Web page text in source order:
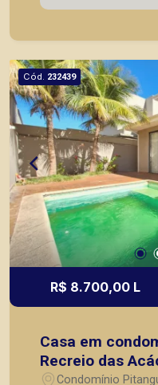
atender seus
de Ribeirão Preto.
Cód. 232439
R$ 8.700,00 L
Casa em
Recreio das
SPCondomínio